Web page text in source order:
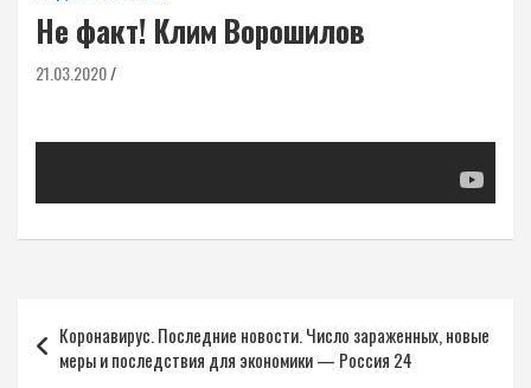
Не факт! Клим Ворошилов
21.03.2020
Навигация
по
Коронавирус. Последние новости. Число зараженных, новые
меры и последствия для экономики — Россия 24